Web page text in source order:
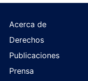
Acerca de
Derechos
Publicaciones
Prensa